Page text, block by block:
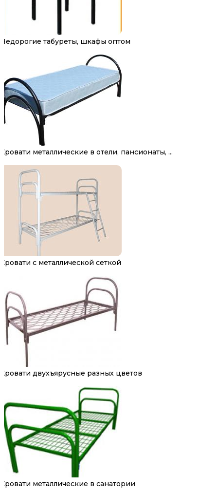
Недорогие табуреты, шкафы оптом
Кровати металлические в отели, пансионаты, ...
Кровати с металлической сеткой
Кровати двухъярусные разных цветов
Кровати металлические в санатории